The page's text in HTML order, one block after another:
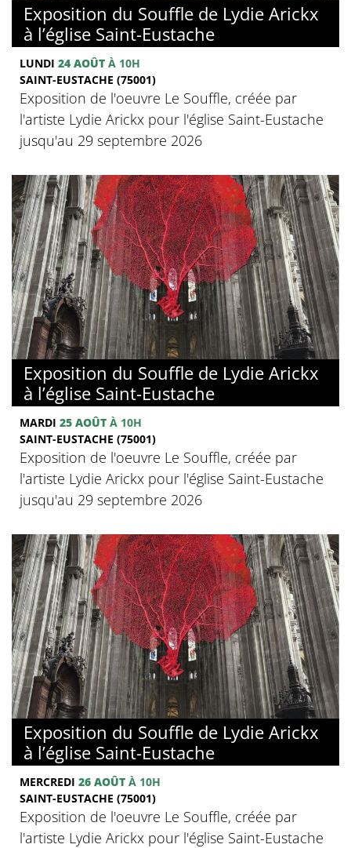
Exposition du Souffle de Lydie Arickx
à l’église Saint-Eustache
LUNDI 24 AOÛT À 10H
SAINT-EUSTACHE (75001)
Exposition de l'oeuvre Le Souffle, créée par
l'artiste Lydie Arickx pour l'église Saint-Eustache
jusqu'au 29 septembre 2026
Exposition du Souffle de Lydie Arickx
à l’église Saint-Eustache
MARDI 25 AOÛT À 10H
SAINT-EUSTACHE (75001)
Exposition de l'oeuvre Le Souffle, créée par
l'artiste Lydie Arickx pour l'église Saint-Eustache
jusqu'au 29 septembre 2026
Exposition du Souffle de Lydie Arickx
à l’église Saint-Eustache
MERCREDI 26 AOÛT À 10H
SAINT-EUSTACHE (75001)
Exposition de l'oeuvre Le Souffle, créée par
l'artiste Lydie Arickx pour l'église Saint-Eustache